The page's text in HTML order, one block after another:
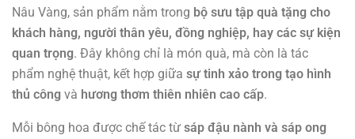
Nâu Vàng, sản phẩm nằm trong bộ sưu tập quà tặng cho
khách hàng, người thân yêu, đồng nghiệp, hay các sự kiện
quan trọng. Đây không chỉ là món quà, mà còn là tác
phẩm nghệ thuật, kết hợp giữa sự tinh xảo trong tạo hình
thủ công và hương thơm thiên nhiên cao cấp.
Mỗi bông hoa được chế tác từ sáp đậu nành và sáp ong